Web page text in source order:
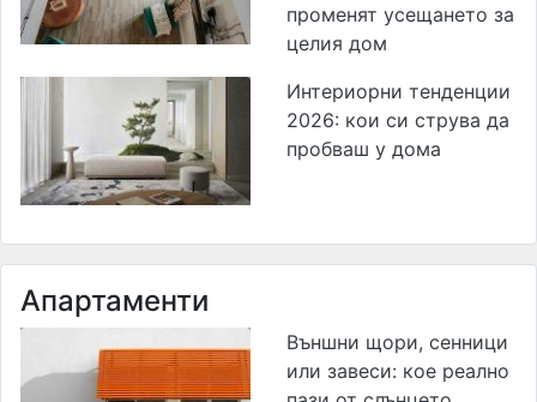
променят усещането за
целия дом
Интериорни тенденции
2026: кои си струва да
пробваш у дома
Апартаменти
Външни щори, сенници
или завеси: кое реално